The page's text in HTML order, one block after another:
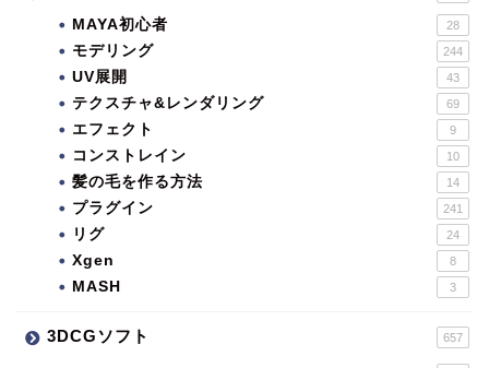
MAYA初心者 28
モデリング 244
UV展開 43
テクスチャ&レンダリング 69
エフェクト 9
コンストレイン 10
髪の毛を作る方法 14
プラグイン 241
リグ 24
Xgen 8
MASH 3
3DCGソフト 657